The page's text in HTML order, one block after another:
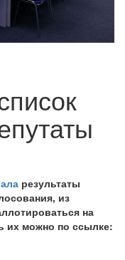
результаты
из
на
их можно по ссылке: